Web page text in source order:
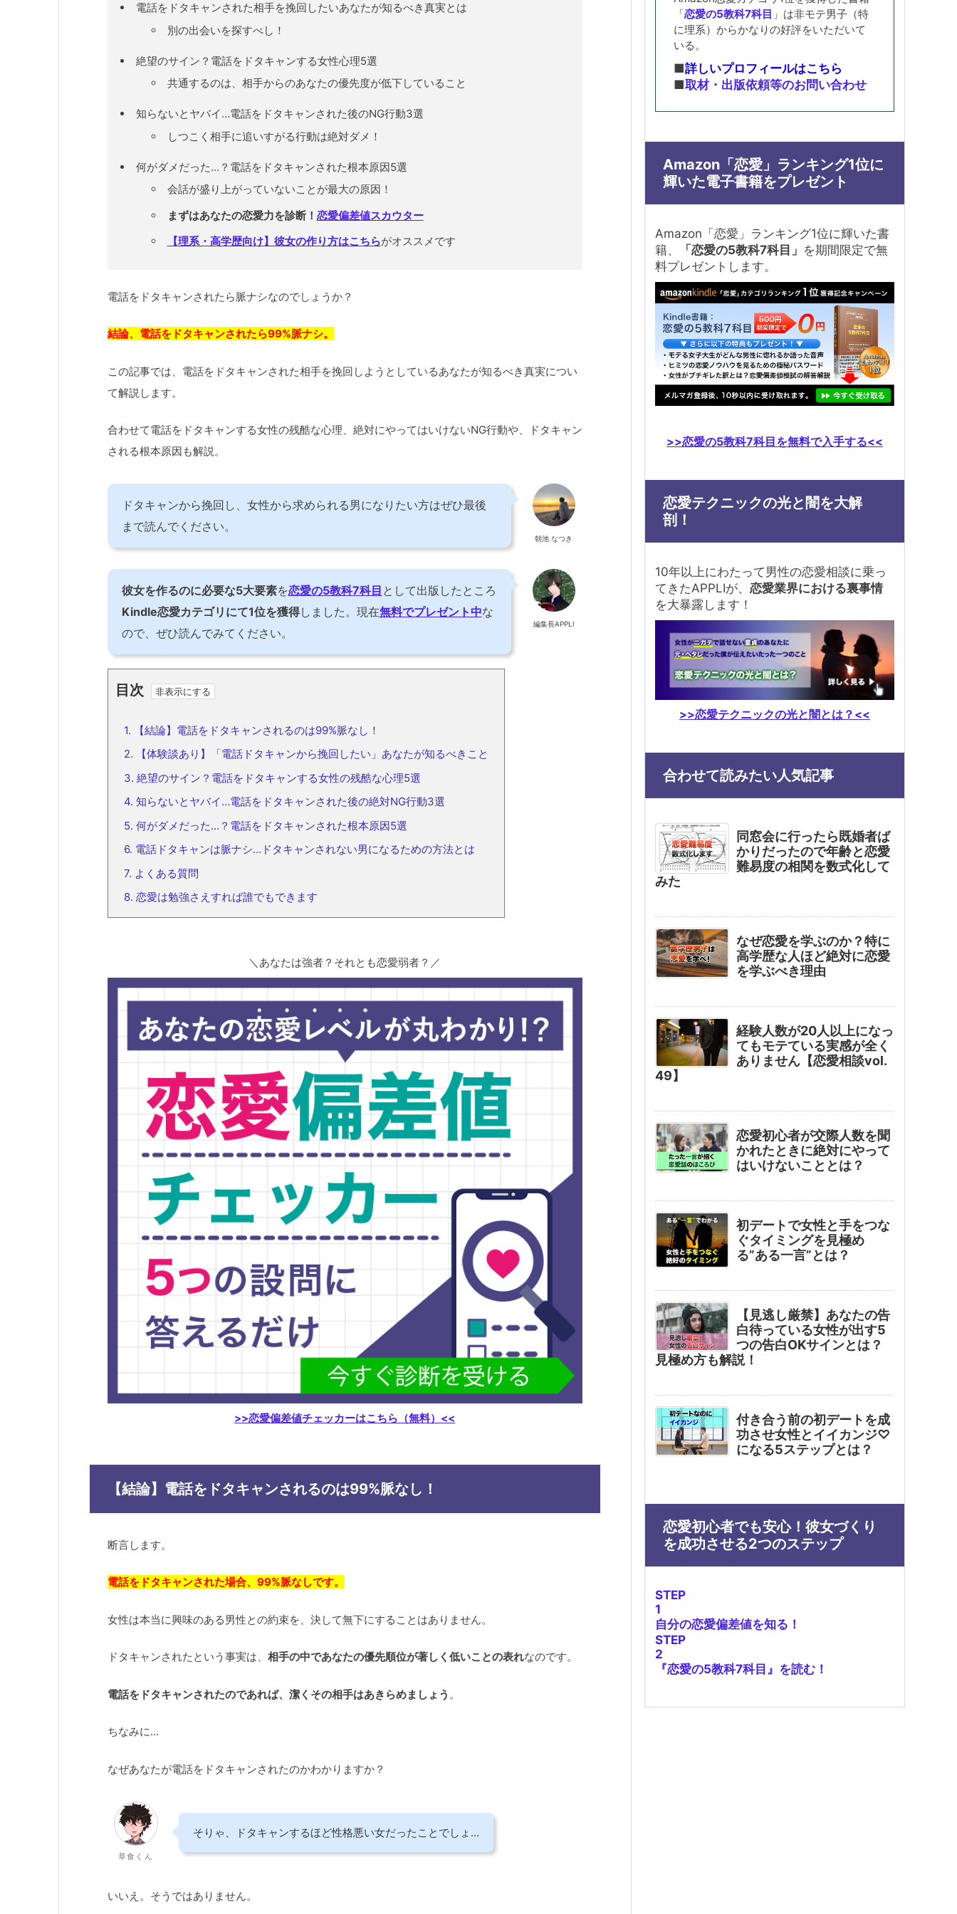
電話をドタキャンされた相手を挽回したいあなたが知るべき真実とは
別の出会いを探すべし！
絶望のサイン？電話をドタキャンする女性心理5選
共通するのは、相手からのあなたの優先度が低下していること
知らないとヤバイ…電話をドタキャンされた後のNG行動3選
しつこく相手に追いすがる行動は絶対ダメ！
何がダメだった…？電話をドタキャンされた根本原因5選
会話が盛り上がっていないことが最大の原因！
まずはあなたの恋愛力を診断！ 恋愛偏差値スカウター
【理系・高学歴向け】彼女の作り方はこちらがオススメです
電話をドタキャンされたら脈ナシなのでしょうか？
結論、電話をドタキャンされたら99%脈ナシ。
この記事では、電話をドタキャンされた相手を挽回しようとしているあなたが知るべき真実につい
て解説します。
合わせて電話をドタキャンする女性の残酷な心理、絶対にやってはいけないNG行動や、ドタキャン
される根本原因も解説。
朝池 なつき
ドタキャンから挽回し、女性から求められる男になりたい方はぜひ最後
まで読んでください。
編集長APPLI
彼女を作るのに必要な5大要素を恋愛の5教科7科目 として出版したところ
Kindle恋愛カテゴリにて1位を獲得しました。現在無料でプレゼント中な
ので、ぜひ読んでみてください。
目次
1.
【結論】電話をドタキャンされるのは99%脈なし！
2.
【体験談あり】「電話ドタキャンから挽回したい」あなたが知るべきこと
3. 絶望のサイン？電話をドタキャンする女性の残酷な心理5選
4. 知らないとヤバイ…電話をドタキャンされた後の絶対NG行動3選
5. 何がダメだった…？電話をドタキャンされた根本原因5選
6. 電話ドタキャンは脈ナシ…ドタキャンされない男になるための方法とは
7. よくある質問
8. 恋愛は勉強さえすれば誰でもできます
＼あなたは強者？それとも恋愛弱者？／
>>恋愛偏差値チェッカーはこちら（無料）<<
【結論】電話をドタキャンされるのは99%脈なし！
断言します。
電話をドタキャンされた場合、99%脈なしです。
女性は本当に興味のある男性との約束を、決して無下にすることはありません。
ドタキャンされたという事実は、 相手の中であなたの優先順位が著しく低いことの表れなのです。
電話をドタキャンされたのであれば、潔くその相手はあきらめましょう 。
ちなみに…
なぜあなたが電話をドタキャンされたのかわかりますか？
草食くん
そりゃ、ドタキャンするほど性格悪い女だったことでしょ…
いいえ。そうではありません。
「恋愛の5教科7科目 」は非モテ男子（特
に理系）からかなりの好評をいただいて
いる。
■詳しいプロフィールはこちら
■取材・出版依頼等のお問い合わせ
Amazon「恋愛」ランキング1位に
輝いた電子書籍をプレゼント
Amazon「恋愛」ランキング1位に輝いた書
籍、
「恋愛の5教科7科目」 を期間限定で無
料プレゼントします。
>>恋愛の5教科7科目を無料で入手する<<
恋愛テクニックの光と闇を大解
剖！
10年以上にわたって男性の恋愛相談に乗っ
てきたAPPLIが、 恋愛業界における裏事情
を大暴露します！
>>恋愛テクニックの光と闇とは？<<
合わせて読みたい人気記事
同窓会に行ったら既婚者ば
かりだったので年齢と恋愛
難易度の相関を数式化して
みた
なぜ恋愛を学ぶのか？特に
高学歴な人ほど絶対に恋愛
を学ぶべき理由
経験人数が20人以上になっ
てもモテている実感が全く
ありません【恋愛相談vol.
49】
恋愛初心者が交際人数を聞
かれたときに絶対にやって
はいけないこととは？
初デートで女性と手をつな
ぐタイミングを見極め
る”ある一言”とは？
【見逃し厳禁】あなたの告
白待っている女性が出す5
つの告白OKサインとは？
見極め方も解説！
付き合う前の初デートを成
功させ女性とイイカンジ♡
になる5ステップとは？
恋愛初心者でも安心！彼女づくり
を成功させる2つのステップ
STEP
1
自分の恋愛偏差値を知る！
STEP
2
『恋愛の5教科7科目』を読む！